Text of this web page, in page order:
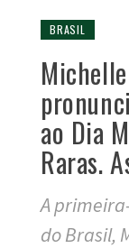
BRASIL
ao Dia
Raras.
A
do Brasil,